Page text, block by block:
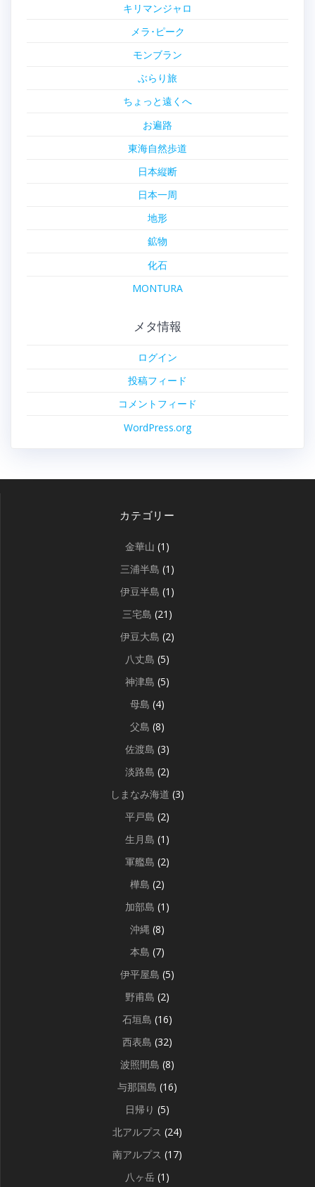
キリマンジャロ
メラ･ピーク
モンブラン
ぶらり旅
ちょっと遠くへ
お遍路
東海自然歩道
日本縦断
日本一周
地形
鉱物
化石
MONTURA
メタ情報
ログイン
投稿フィード
コメントフィード
WordPress.org
カテゴリー
金華山 (1)
三浦半島 (1)
伊豆半島 (1)
三宅島 (21)
伊豆大島 (2)
八丈島 (5)
神津島 (5)
母島 (4)
父島 (8)
佐渡島 (3)
淡路島 (2)
しまなみ海道 (3)
平戸島 (2)
生月島 (1)
軍艦島 (2)
樺島 (2)
加部島 (1)
沖縄 (8)
本島 (7)
伊平屋島 (5)
野甫島 (2)
石垣島 (16)
西表島 (32)
波照間島 (8)
与那国島 (16)
日帰り (5)
北アルプス (24)
南アルプス (17)
八ヶ岳 (1)